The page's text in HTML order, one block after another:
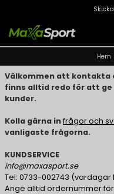
Hem
Välkommen att kontakta
finns alltid redo för att
kunder.
Kolla gärna infrågor och
vanligaste frågorna.
KUNDSERVICE
info@maxasport.se
Tel: 0733-002743 (vardagar
Ange alltid ordernummer